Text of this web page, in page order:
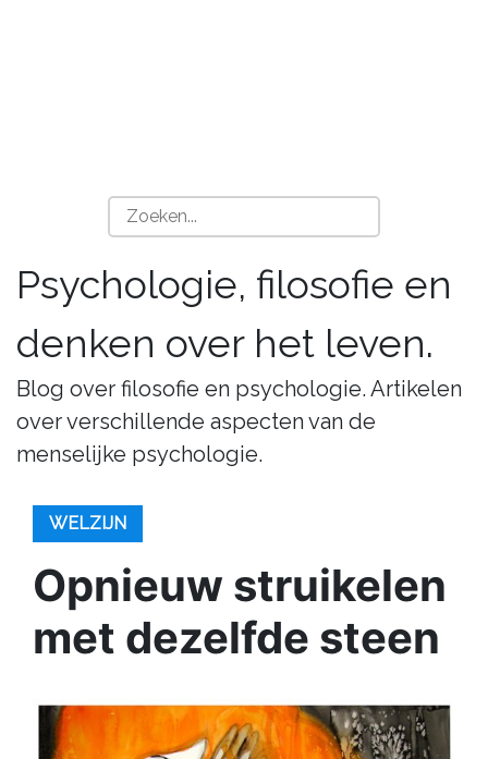
Psychologie, filosofie en
denken over het leven.
Blog over filosofie en psychologie. Artikelen
over verschillende aspecten van de
menselijke psychologie.
WELZIJN
Opnieuw struikelen
met dezelfde steen